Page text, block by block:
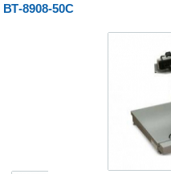
ВТ-8908-50С